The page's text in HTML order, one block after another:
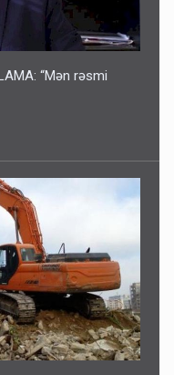
“Mən rəsmi